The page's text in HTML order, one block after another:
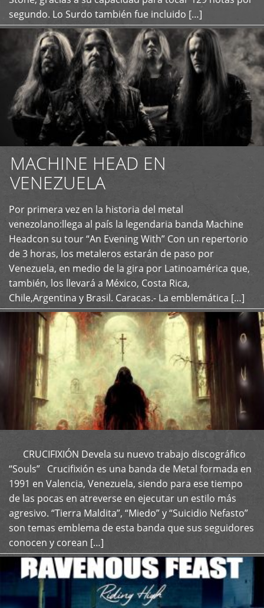
segundo. Lo Surdo también fue incluido […]
MACHINE HEAD EN
VENEZUELA
Por primera vez en la historia del metal
venezolano:llega al país la legendaria banda Machine
Headcon su tour “An Evening With” Con un repertorio
de 3 horas, los metaleros estarán de paso por
Venezuela, en medio de la gira por Latinoamérica que,
también, los llevará a México, Costa Rica,
Chile,Argentina y Brasil. Caracas.- La emblemática […]
+
CRUCIFIXIÓN Devela su nuevo trabajo discográfico
“Souls” Crucifixión es una banda de Metal formada en
1991 en Valencia, Venezuela, siendo para ese tiempo
de las pocas en atreverse en ejecutar un estilo más
agresivo. “Tierra Maldita”, “Miedo” y “Suicidio Nefasto”
son temas emblema de esta banda que sus seguidores
conocen y corean […]
+